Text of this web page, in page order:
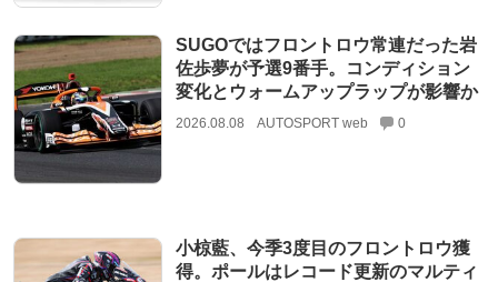
SUGOではフロントロウ常連だった岩
佐歩夢が予選9番手。コンディション
変化とウォームアップラップが影響か
2026.08.08 AUTOSPORT web 0
小椋藍、今季3度目のフロントロウ獲
得。ポールはレコード更新のマルティ